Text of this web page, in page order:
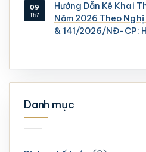
09
Th7
Hướng Dẫn Kê Khai
Năm 2026 Theo
& 141/2026/NĐ-CP:
Danh mục